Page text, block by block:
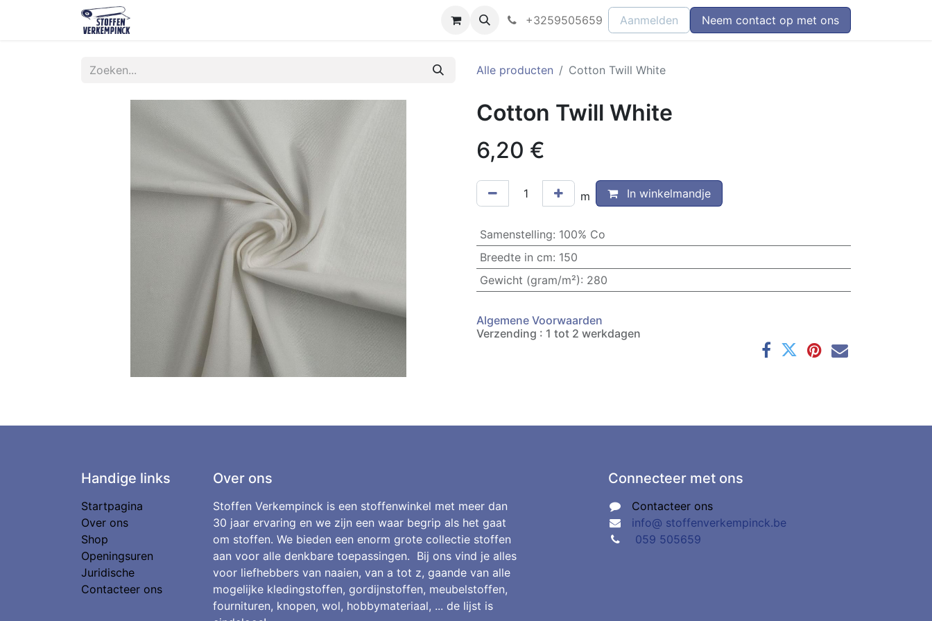
+3259505659 Aanmelden Neem contact op met ons
Alle producten Cotton Twill White
Cotton Twill White
6,20 €
m In winkelmandje
Samenstelling: 100% Co
Breedte in cm: 150
Gewicht (gram/m²): 280
Algemene Voorwaarden
Verzending : 1 tot 2 werkdagen
Handige links
Startpagina
Over ons
Shop
Openingsuren
Juridische
Contacteer ons
Over ons
Stoffen Verkempinck is een stoffenwinkel met meer dan
30 jaar ervaring en we zijn een waar begrip als het gaat
om stoffen. We bieden een enorm grote collectie stoffen
aan voor alle denkbare toepassingen. Bij ons vind je alles
voor liefhebbers van naaien, van a tot z, gaande van alle
mogelijke kledingstoffen, gordijnstoffen, meubelstoffen,
fournituren, knopen, wol, hobbymateriaal, ... de lijst is
Connecteer met ons
Contacteer ons
info@ stoffenverkempinck.be
059 505659